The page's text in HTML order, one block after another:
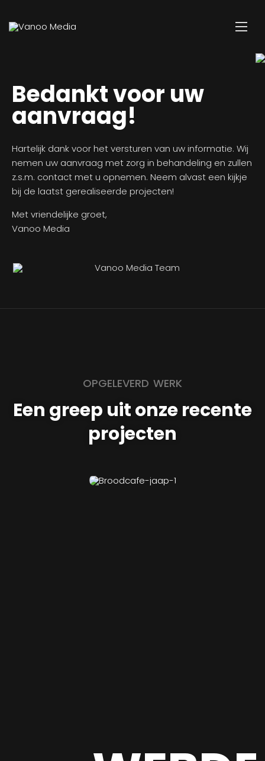
Bedankt voor uw
aanvraag!
Hartelijk dank voor het versturen van uw informatie. Wij
nemen uw aanvraag met zorg in behandeling en zullen
z.s.m. contact met u opnemen. Neem alvast een kijkje
bij de laatst gerealiseerde projecten!
Met vriendelijke groet,
Vanoo Media
OPGELEVERD WERK
Een greep uit onze recente
projecten